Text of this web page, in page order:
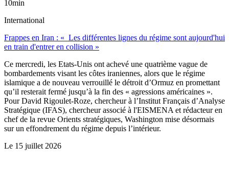
10min
International
Frappes en Iran : « Les différentes lignes du régime sont aujourd'hui
en train d'entrer en collision »
Ce mercredi, les Etats-Unis ont achevé une quatrième vague de
bombardements visant les côtes iraniennes, alors que le régime
islamique a de nouveau verrouillé le détroit d’Ormuz en promettant
qu’il resterait fermé jusqu’à la fin des « agressions américaines ».
Pour David Rigoulet-Roze, chercheur à l’Institut Français d’Analyse
Stratégique (IFAS), chercheur associé à l'EISMENA et rédacteur en
chef de la revue Orients stratégiques, Washington mise désormais
sur un effondrement du régime depuis l’intérieur.
Le 15 juillet 2026